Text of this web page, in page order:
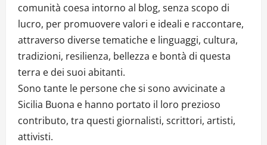
comunità coesa intorno al blog, senza scopo di
lucro, per promuovere valori e ideali e raccontare,
attraverso diverse tematiche e linguaggi, cultura,
tradizioni, resilienza, bellezza e bontà di questa
terra e dei suoi abitanti.
Sono tante le persone che si sono avvicinate a
Sicilia Buona e hanno portato il loro prezioso
contributo, tra questi giornalisti, scrittori, artisti,
attivisti.